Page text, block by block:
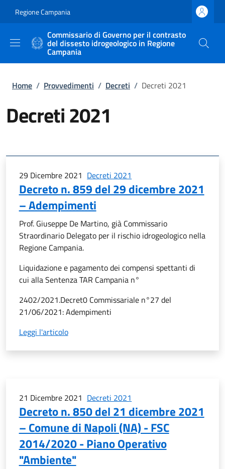
Regione Campania
Commissario di Governo per il contrasto
del dissesto idrogeologico in Regione
Campania
Briciole di pane
Home / Provvedimenti / Decreti / Decreti 2021
Decreti 2021
29 Dicembre 2021 Decreti 2021
Decreto n. 859 del 29 dicembre 2021
– Adempimenti
Prof. Giuseppe De Martino, già Commissario
Straordinario Delegato per il rischio idrogeologico nella
Regione Campania.
Liquidazione e pagamento dei compensi spettanti di
cui alla Sentenza TAR Campania n°
2402/2021.Decret0 Commissariale n°27 del
21/06/2021: Adempimenti
Leggi l'articolo
21 Dicembre 2021 Decreti 2021
Decreto n. 850 del 21 dicembre 2021
– Comune di Napoli (NA) - FSC
2014/2020 - Piano Operativo
"Ambiente"